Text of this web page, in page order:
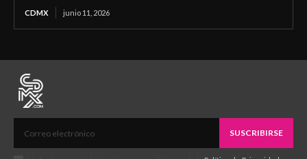
CDMX junio 11, 2026
SUSCRIBIRSE